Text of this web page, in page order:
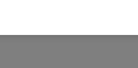
en IT en España y presencia